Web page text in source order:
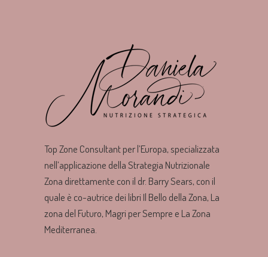
Top Zone Consultant per l’Europa, specializzata
nell’applicazione della Strategia Nutrizionale
Zona direttamente con il dr. Barry Sears, con il
quale è co-autrice dei libri Il Bello della Zona, La
zona del Futuro, Magri per Sempre e La Zona
Mediterranea.